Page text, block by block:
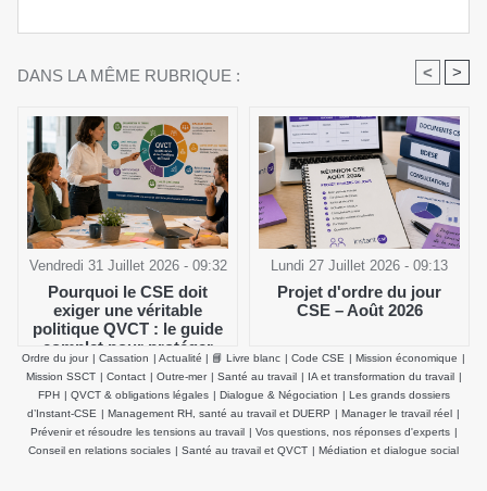
DANS LA MÊME RUBRIQUE : < >
Vendredi 31 Juillet 2026 - 09:32
Pourquoi le CSE doit
exiger une véritable
politique QVCT : le guide
complet pour protéger
durablement la santé
physique et mentale des
salariés
Lundi 27 Juillet 2026 - 09:13
Projet d'ordre du jour
CSE – Août 2026
Ordre du jour | Cassation | Actualité | 📘 Livre blanc | Code CSE | Mission économique |
Mission SSCT | Contact | Outre-mer | Santé au travail | IA et transformation du travail |
FPH | QVCT & obligations légales | Dialogue & Négociation | Les grands dossiers
d’Instant-CSE | Management RH, santé au travail et DUERP | Manager le travail réel |
Prévenir et résoudre les tensions au travail | Vos questions, nos réponses d'experts |
Conseil en relations sociales | Santé au travail et QVCT | Médiation et dialogue social